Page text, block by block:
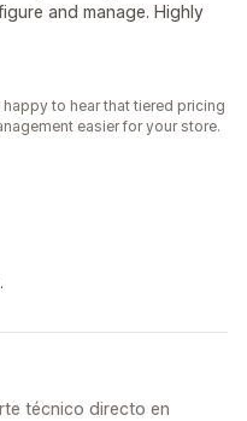
and manage. Highly
to hear that tiered pricing
easier for your store.
técnico directo en